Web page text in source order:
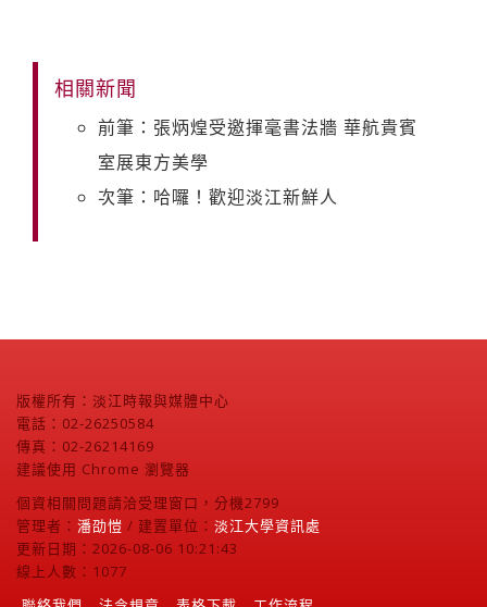
相關新聞
前筆：張炳煌受邀揮毫書法牆 華航貴賓
室展東方美學
次筆：哈囉！歡迎淡江新鮮人
版權所有：淡江時報與媒體中心
電話：02-26250584
傳真：02-26214169
建議使用 Chrome 瀏覽器
個資相關問題請洽受理窗口，分機2799
管理者： 潘劭愷 / 建置單位： 淡江大學資訊處
更新日期：2026-08-06 10:21:43
線上人數：1077